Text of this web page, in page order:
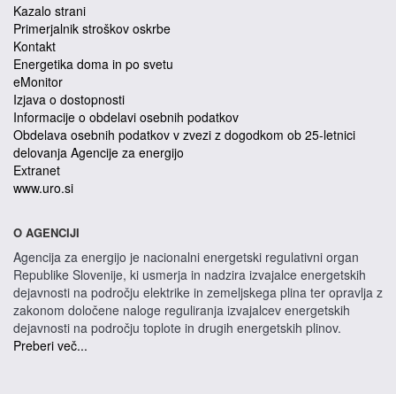
Kazalo strani
Primerjalnik stroškov oskrbe
Kontakt
Energetika doma in po svetu
eMonitor
Izjava o dostopnosti
Informacije o obdelavi osebnih podatkov
Obdelava osebnih podatkov v zvezi z dogodkom ob 25-letnici
delovanja Agencije za energijo
Extranet
www.uro.si
O AGENCIJI
Agencija za energijo je nacionalni energetski regulativni organ
Republike Slovenije, ki usmerja in nadzira izvajalce energetskih
dejavnosti na področju elektrike in zemeljskega plina ter opravlja z
zakonom določene naloge reguliranja izvajalcev energetskih
dejavnosti na področju toplote in drugih energetskih plinov.
Preberi več...